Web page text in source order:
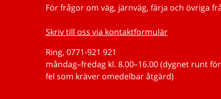
För frågor om väg, järnväg, färja och övriga
Skriv till oss via kontaktformulär
Ring, 0771-921 921
måndag–fredag kl. 8.00–16.00 (dygnet runt
fel som kräver omedelbar åtgärd)